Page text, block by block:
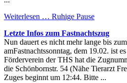
Weiterlesen … Ruhige Pause
Letzte Infos zum Fastnachtszug
Nun dauert es nicht mehr lange bis
amFastnachtssonntag, dem 19.02. ist
Förderverein der THS hat die
die Schönbornstr. 54 (Nähe Tierarzt
Zuges beginnt um 12:44. Bitte ...